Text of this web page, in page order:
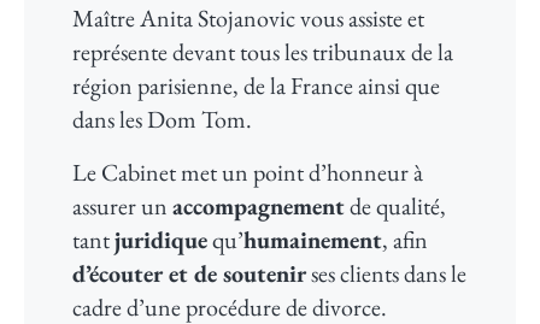
Maître Anita Stojanovic vous assiste et
représente devant tous les tribunaux de la
région parisienne, de la France ainsi que
dans les Dom Tom.
Le Cabinet met un point d’honneur à
assurer unaccompagnementde qualité,
tantjuridiquequ’humainement, afin
d’écouter et de soutenirses clients dans le
cadre d’une procédure de divorce.